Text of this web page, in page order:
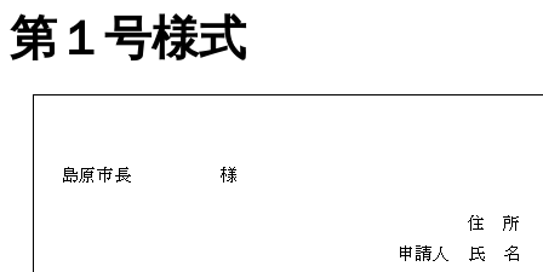
第１号様式